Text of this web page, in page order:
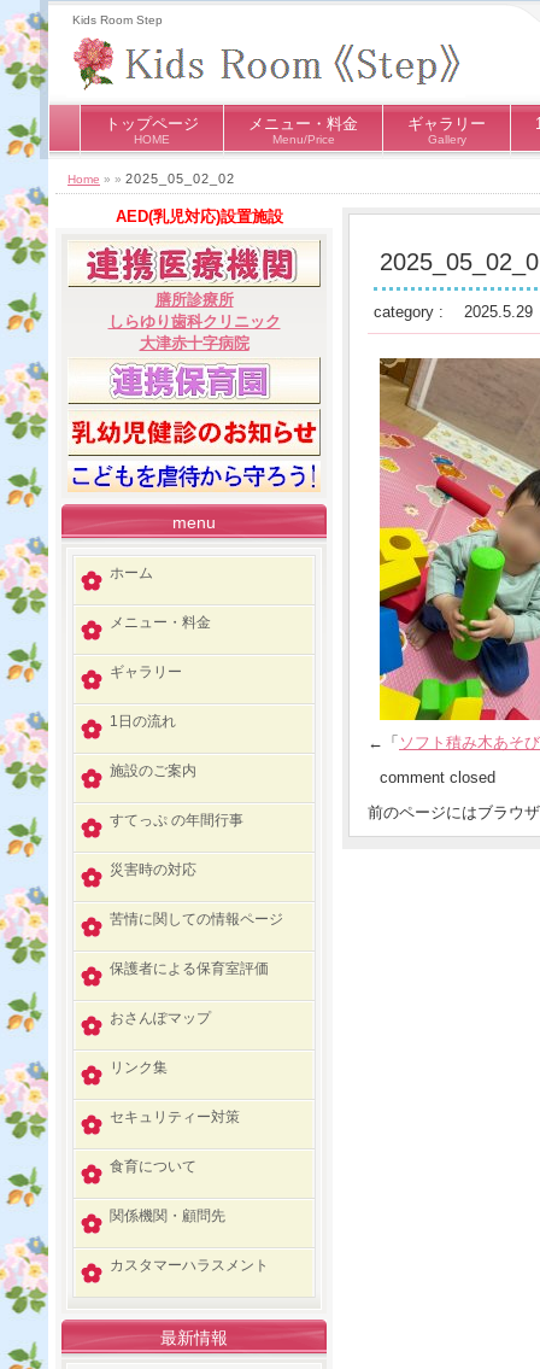
Kids Room Step
トップページ
HOME
メニュー・料金
Menu/Price
ギャラリー
Gallery
Home » » 2025_05_02_02
category : 2025.5.29
←「 ソフト積み木あそび
comment closed
前のページにはブラウ
AED(乳児対応)設置施設
膳所診療所
しらゆり歯科クリニック
大津赤十字病院
menu
ホーム
メニュー・料金
ギャラリー
1日の流れ
施設のご案内
すてっぷ の年間行事
災害時の対応
苦情に関しての情報ページ
保護者による保育室評価
おさんぽマップ
リンク集
セキュリティー対策
食育について
関係機関・顧問先
カスタマーハラスメント
最新情報